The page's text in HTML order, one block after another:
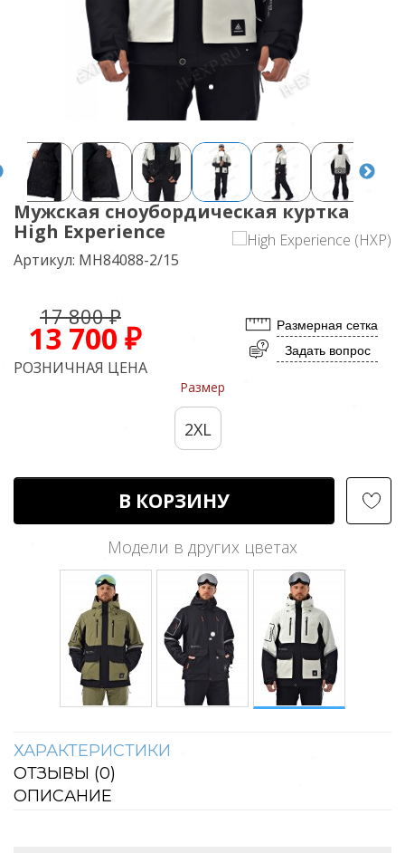
Мужская сноубордическая куртка
High Experience
Артикул: MH84088-2/15
17 800 ₽
13 700 ₽
РОЗНИЧНАЯ ЦЕНА
Размерная сетка
Задать вопрос
Размер
2XL
В КОРЗИНУ
Модели в других цветах
ХАРАКТЕРИСТИКИ
ОТЗЫВЫ (0)
ОПИСАНИЕ